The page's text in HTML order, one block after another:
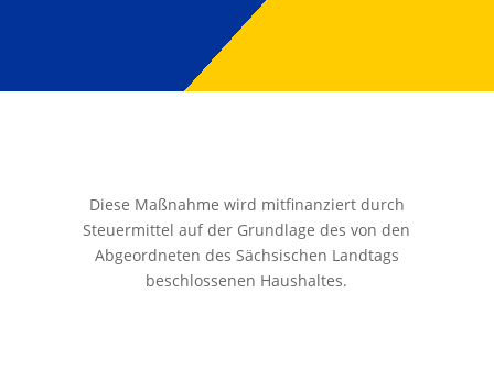
Diese Maßnahme wird mitfinanziert durch
Steuermittel auf der Grundlage des von den
Abgeordneten des Sächsischen Landtags
beschlossenen Haushaltes.